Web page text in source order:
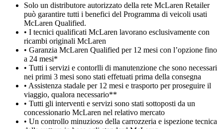
Solo un distributore autorizzato della rete McLaren Retailer
può garantire tutti i benefici del Programma di veicoli usati
McLaren Qualified.
• I tecnici qualificati McLaren lavorano esclusivamente con
ricambi originali McLaren
• Garanzia McLaren Qualified per 12 mesi con l’opzione fino
a 24 mesi*
• Tutti i servizi e contorlli di manutenzione che sono necessari
nei primi 3 mesi sono stati effetuati prima della consegna
• Assistenza stadale per 12 mesi e trasporto per proseguire il
viaggio, qualora necessario**
• Tutti gli interventi e servizi sono stati sottoposti da un
concessionario McLaren nel relativo mercato
• Un controllo minuzioso della carrozzeria e ispezione tecnica